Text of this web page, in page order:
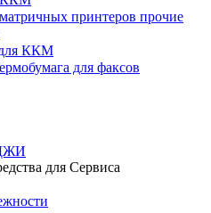
принтеров прочие
ККМ
для факсов
для Сервиса